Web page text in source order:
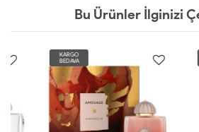
Bu Ürünler İlginizi